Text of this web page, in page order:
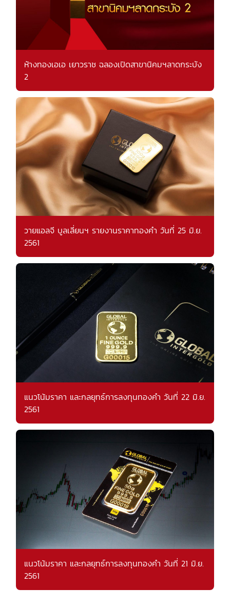
ห้างทองเอเอ เยาวราช ฉลองเปิดสาขานิคมฯลาดกระบัง
2
วายแอลจี บูลเลี่ยนฯ รายงานราคาทองคำ วันที่ 25 มิ.ย.
2561
แนวโน้มราคา และกลยุทธ์การลงทุนทองคำ วันที่ 22 มิ.ย.
2561
แนวโน้มราคา และกลยุทธ์การลงทุนทองคำ วันที่ 21 มิ.ย.
2561